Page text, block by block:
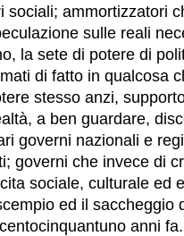
sociali; ammortizzatori
sulle reali
la sete di potere di
di fatto in qualcosa
stesso anzi,
a ben guardare,
governi nazionali e
governi che invece di
sociale, culturale ed
ed il saccheggio
anni fa.